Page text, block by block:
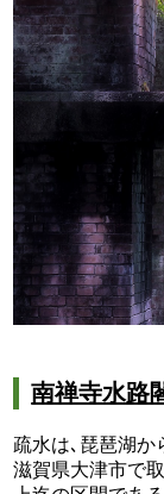
南禅寺水路
疏水は､琵琶湖か
滋賀県大津市で